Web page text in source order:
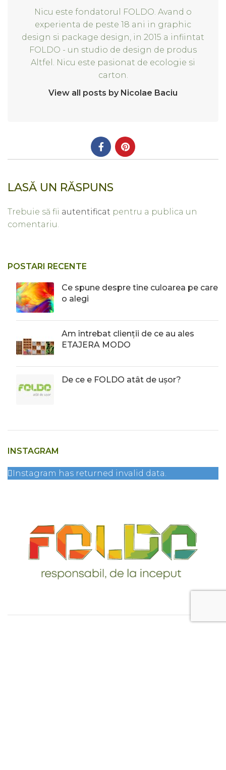
Nicu este fondatorul FOLDO. Avand o
experienta de peste 18 ani in graphic
design si package design, in 2015 a infiintat
FOLDO - un studio de design de produs
Altfel. Nicu este pasionat de ecologie si
carton.
View all posts by Nicolae Baciu
LASĂ UN RĂSPUNS
Trebuie să fii autentificat pentru a publica un
comentariu.
POSTARI RECENTE
Ce spune despre tine culoarea pe care
o alegi
Am întrebat clienții de ce au ales
ETAJERA MODO
De ce e FOLDO atât de ușor?
INSTAGRAM
Instagram has returned invalid data.